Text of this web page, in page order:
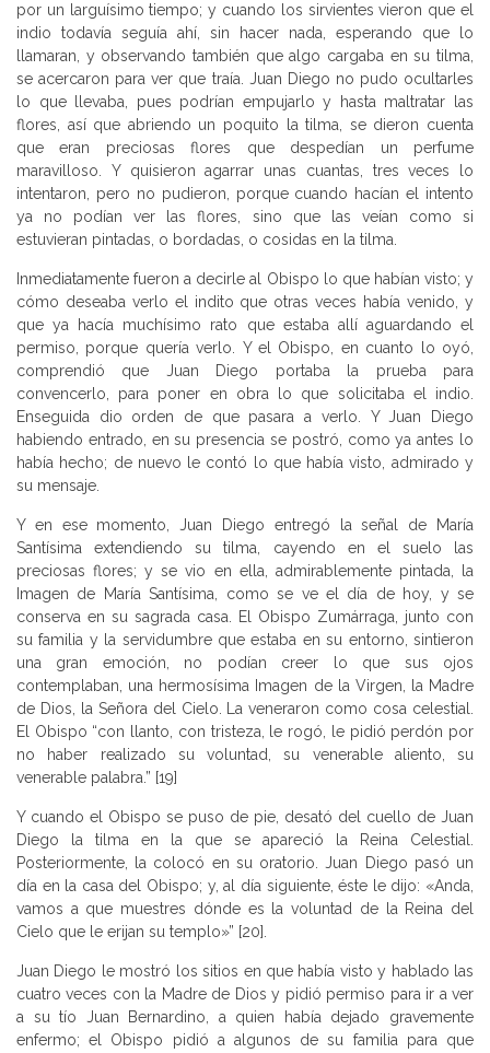
por un larguísimo tiempo; y cuando los sirvientes vieron que el
indio todavía seguía ahí, sin hacer nada, esperando que lo
llamaran, y observando también que algo cargaba en su tilma,
se acercaron para ver que traía. Juan Diego no pudo ocultarles
lo que llevaba, pues podrían empujarlo y hasta maltratar las
flores, así que abriendo un poquito la tilma, se dieron cuenta
que eran preciosas flores que despedían un perfume
maravilloso. Y quisieron agarrar unas cuantas, tres veces lo
intentaron, pero no pudieron, porque cuando hacían el intento
ya no podían ver las flores, sino que las veían como si
estuvieran pintadas, o bordadas, o cosidas en la tilma.
Inmediatamente fueron a decirle al Obispo lo que habían visto; y
cómo deseaba verlo el indito que otras veces había venido, y
que ya hacía muchísimo rato que estaba allí aguardando el
permiso, porque quería verlo. Y el Obispo, en cuanto lo oyó,
comprendió que Juan Diego portaba la prueba para
convencerlo, para poner en obra lo que solicitaba el indio.
Enseguida dio orden de que pasara a verlo. Y Juan Diego
habiendo entrado, en su presencia se postró, como ya antes lo
había hecho; de nuevo le contó lo que había visto, admirado y
su mensaje.
Y en ese momento, Juan Diego entregó la señal de María
Santísima extendiendo su tilma, cayendo en el suelo las
preciosas flores; y se vio en ella, admirablemente pintada, la
Imagen de María Santísima, como se ve el día de hoy, y se
conserva en su sagrada casa. El Obispo Zumárraga, junto con
su familia y la servidumbre que estaba en su entorno, sintieron
una gran emoción, no podían creer lo que sus ojos
contemplaban, una hermosísima Imagen de la Virgen, la Madre
de Dios, la Señora del Cielo. La veneraron como cosa celestial.
El Obispo “con llanto, con tristeza, le rogó, le pidió perdón por
no haber realizado su voluntad, su venerable aliento, su
venerable palabra.” [19]
Y cuando el Obispo se puso de pie, desató del cuello de Juan
Diego la tilma en la que se apareció la Reina Celestial.
Posteriormente, la colocó en su oratorio. Juan Diego pasó un
día en la casa del Obispo; y, al día siguiente, éste le dijo: «Anda,
vamos a que muestres dónde es la voluntad de la Reina del
Cielo que le erijan su templo»” [20].
Juan Diego le mostró los sitios en que había visto y hablado las
cuatro veces con la Madre de Dios y pidió permiso para ir a ver
a su tío Juan Bernardino, a quien había dejado gravemente
enfermo; el Obispo pidió a algunos de su familia para que